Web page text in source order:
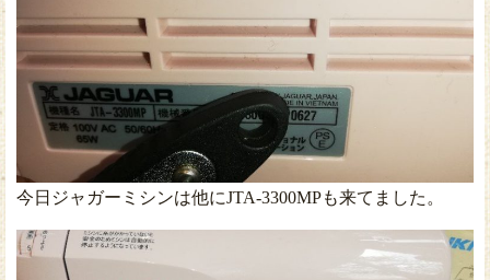
今日ジャガーミシンは他にJTA-3300MPも来てました。